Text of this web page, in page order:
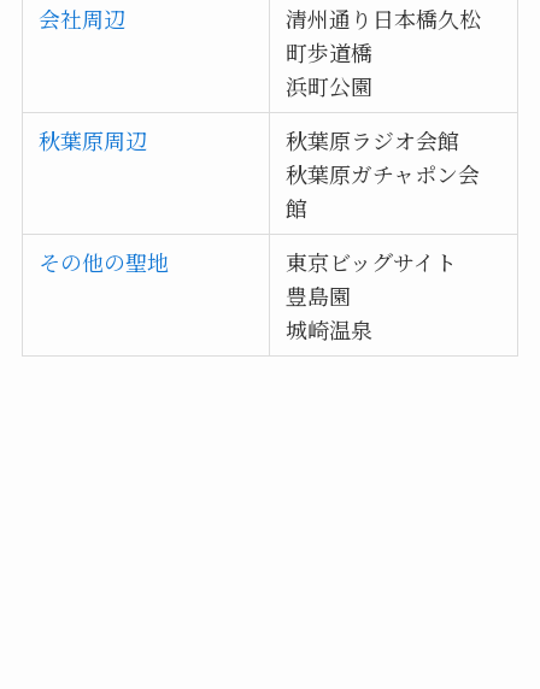
会社周辺
清州通り日本橋久松
町歩道橋
浜町公園
秋葉原周辺
秋葉原ラジオ会館
秋葉原ガチャポン会
館
その他の聖地
東京ビッグサイト
豊島園
城崎温泉